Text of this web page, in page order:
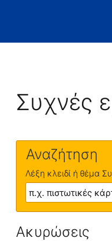
Συχνές
Αναζήτηση
Λέξη κλειδί ή θέμα
Ακυρώσεις